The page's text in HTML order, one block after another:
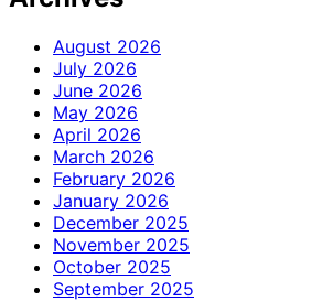
August 2026
July 2026
June 2026
May 2026
April 2026
March 2026
February 2026
January 2026
December 2025
November 2025
October 2025
September 2025